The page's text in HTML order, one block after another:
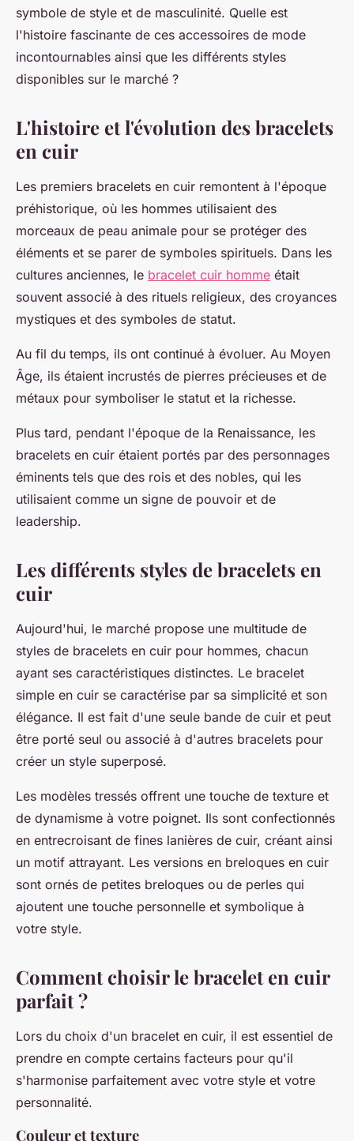
symbole de style et de masculinité. Quelle est
l'histoire fascinante de ces accessoires de mode
incontournables ainsi que les différents styles
disponibles sur le marché ?
L'histoire et l'évolution des bracelets
en cuir
Les premiers bracelets en cuir remontent à l'époque
préhistorique, où les hommes utilisaient des
morceaux de peau animale pour se protéger des
éléments et se parer de symboles spirituels. Dans les
cultures anciennes, le bracelet cuir homme était
souvent associé à des rituels religieux, des croyances
mystiques et des symboles de statut.
Au fil du temps, ils ont continué à évoluer. Au Moyen
Âge, ils étaient incrustés de pierres précieuses et de
métaux pour symboliser le statut et la richesse.
Plus tard, pendant l'époque de la Renaissance, les
bracelets en cuir étaient portés par des personnages
éminents tels que des rois et des nobles, qui les
utilisaient comme un signe de pouvoir et de
leadership.
Les différents styles de bracelets en
cuir
Aujourd'hui, le marché propose une multitude de
styles de bracelets en cuir pour hommes, chacun
ayant ses caractéristiques distinctes. Le bracelet
simple en cuir se caractérise par sa simplicité et son
élégance. Il est fait d'une seule bande de cuir et peut
être porté seul ou associé à d'autres bracelets pour
créer un style superposé.
Les modèles tressés offrent une touche de texture et
de dynamisme à votre poignet. Ils sont confectionnés
en entrecroisant de fines lanières de cuir, créant ainsi
un motif attrayant. Les versions en breloques en cuir
sont ornés de petites breloques ou de perles qui
ajoutent une touche personnelle et symbolique à
votre style.
Comment choisir le bracelet en cuir
parfait ?
Lors du choix d'un bracelet en cuir, il est essentiel de
prendre en compte certains facteurs pour qu'il
s'harmonise parfaitement avec votre style et votre
personnalité.
Couleur et texture